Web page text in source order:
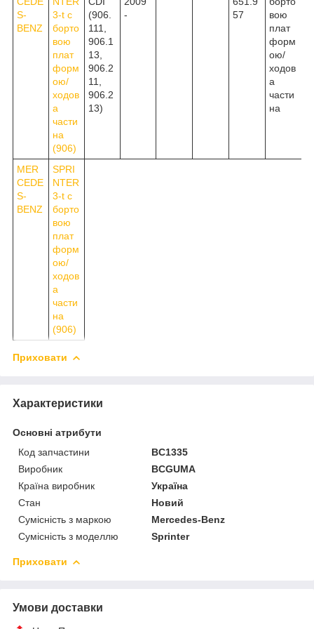
S-
BENZ
3-t c
борто
вою
плат
форм
ою/
ходов
а
части
на
(906)
(906.
111,
906.1
13,
906.2
11,
906.2
13)
-
57
вою
плат
форм
ою/
ходов
а
части
на
MER
CEDE
S-
BENZ
SPRI
NTER
3-t c
борто
вою
плат
форм
ою/
ходов
а
части
на
(906)
Приховати
Характеристики
Основні атрибути
Код запчастини
BC1335
Виробник
BCGUMA
Країна виробник
Україна
Стан
Новий
Сумісність з маркою
Mercedes-Benz
Сумісність з моделлю
Sprinter
Приховати
Умови доставки